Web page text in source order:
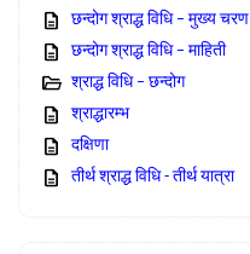
छन्दोग श्राद्ध विधि – मुख्य चरण
छन्दोग श्राद्ध विधि – माहिती
श्राद्ध विधि – छन्दोग
श्राद्धारम्भ
दक्षिणा
तीर्थ श्राद्ध विधि - तीर्थ यात्रा